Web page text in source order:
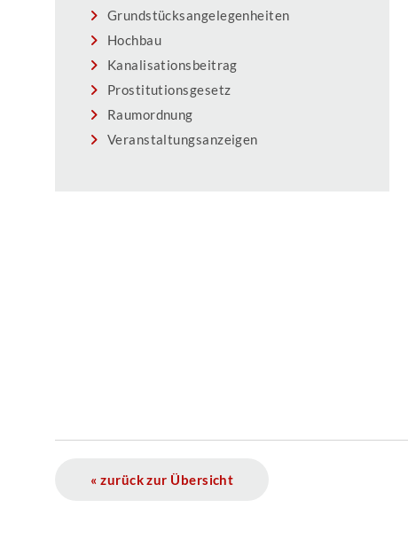
Grundstücksangelegenheiten
Hochbau
Kanalisationsbeitrag
Prostitutionsgesetz
Raumordnung
Veranstaltungsanzeigen
« zurück zur Übersicht